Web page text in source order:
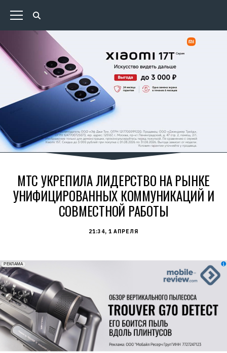
МТС УКРЕПИЛА ЛИДЕРСТВО НА РЫНКЕ
УНИФИЦИРОВАННЫХ КОММУНИКАЦИЙ И
СОВМЕСТНОЙ РАБОТЫ
21:34, 1 АПРЕЛЯ
erid: 2VfnxxmNzs5
РЕКЛАМА